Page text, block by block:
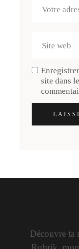
site dans
Découvre ta